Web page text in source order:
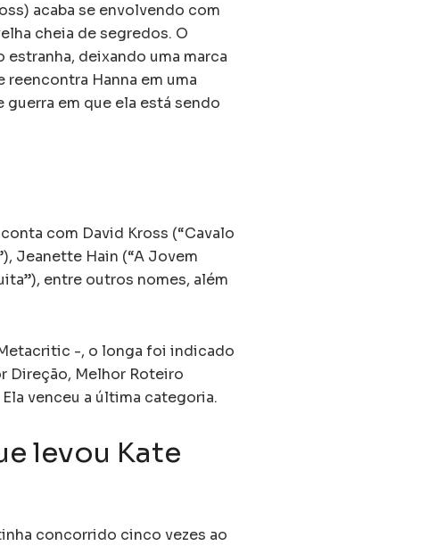
acaba se envolvendo com
cheia de segredos. O
deixando uma marca
Hanna em uma
em que ela está sendo
com David Kross (“Cavalo
Jeanette Hain (“A Jovem
entre outros nomes, além
-, o longa foi indicado
Direção, Melhor Roteiro
venceu a última categoria.
levou Kate
concorrido cinco vezes ao